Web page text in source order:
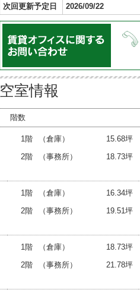
次回更新予定日
2026/09/22
空室情報
階数
1階 （倉庫）
15.68坪
2階
（事務所） 18.73坪
1階 （倉庫）
16.34坪
2階
（事務所） 19.51坪
1階 （倉庫）
18.73坪
2階
（事務所） 21.78坪